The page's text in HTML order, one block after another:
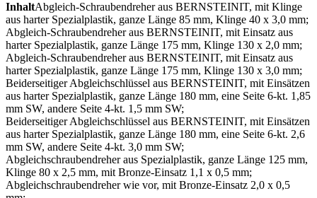
InhaltAbgleich-Schraubendreher aus BERNSTEINIT, mit Klinge
aus harter Spezialplastik, ganze Länge 85 mm, Klinge 40 x 3,0 mm;
Abgleich-Schraubendreher aus BERNSTEINIT, mit Einsatz aus
harter Spezialplastik, ganze Länge 175 mm, Klinge 130 x 2,0 mm;
Abgleich-Schraubendreher aus BERNSTEINIT, mit Einsatz aus
harter Spezialplastik, ganze Länge 175 mm, Klinge 130 x 3,0 mm;
Beiderseitiger Abgleichschlüssel aus BERNSTEINIT, mit Einsätzen
aus harter Spezialplastik, ganze Länge 180 mm, eine Seite 6-kt. 1,85
mm SW, andere Seite 4-kt. 1,5 mm SW;
Beiderseitiger Abgleichschlüssel aus BERNSTEINIT, mit Einsätzen
aus harter Spezialplastik, ganze Länge 180 mm, eine Seite 6-kt. 2,6
mm SW, andere Seite 4-kt. 3,0 mm SW;
Abgleichschraubendreher aus Spezialplastik, ganze Länge 125 mm,
Klinge 80 x 2,5 mm, mit Bronze-Einsatz 1,1 x 0,5 mm;
Abgleichschraubendreher wie vor, mit Bronze-Einsatz 2,0 x 0,5